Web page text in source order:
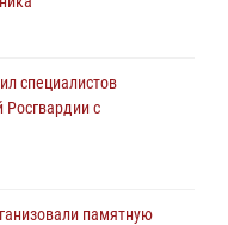
специалистов
Росгвардии с
памятную